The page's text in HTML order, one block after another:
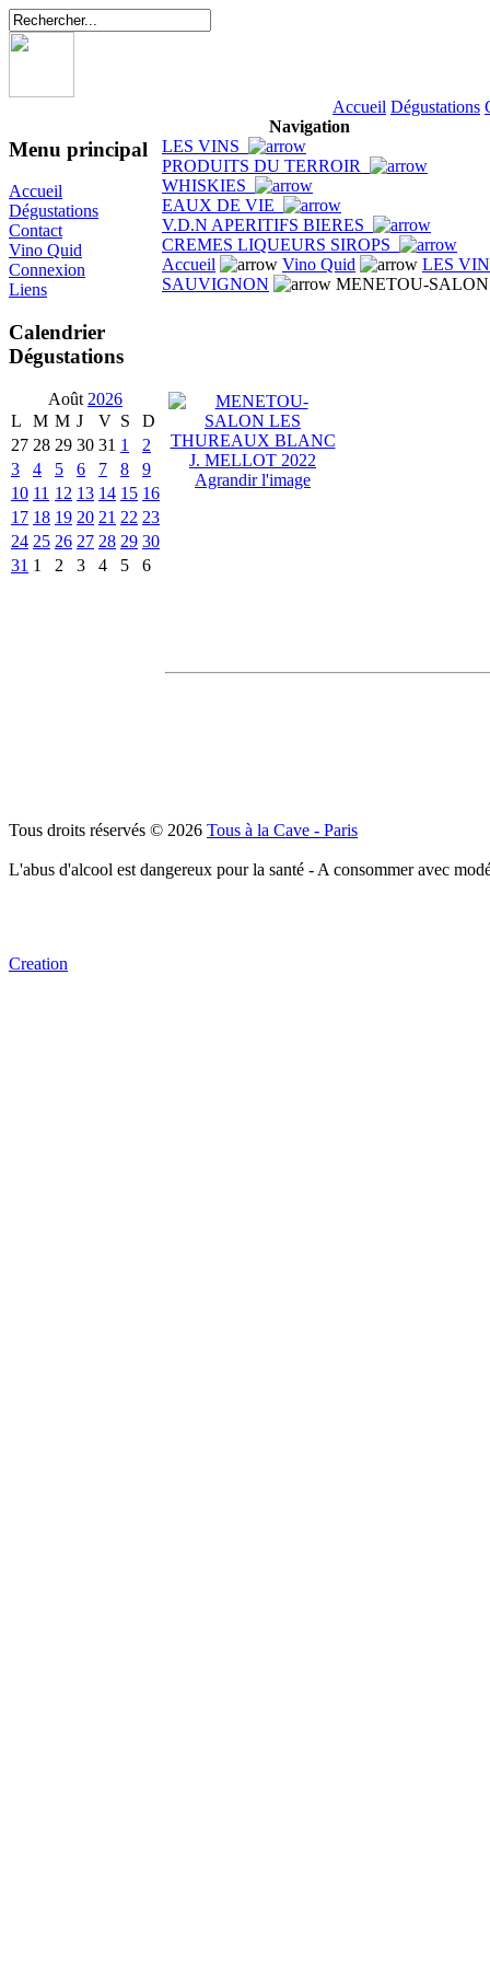
Accueil Dégustations
Menu principal
Accueil
Dégustations
Contact
Vino Quid
Connexion
Liens
Calendrier
Dégustations
Août 2026
L
M M J V S
D
27 28 29 30 31 1
2
3
4 5 6 7 8
9
10 11 12 13 14 15 16
17 18 19 20 21 22 23
24 25 26 27 28 29 30
31 1 2 3 4 5 6
Navigation
LES VINS
PRODUITS DU TERROIR
WHISKIES
EAUX DE VIE
V.D.N APERITIFS BIERES
CREMES LIQUEURS SIROPS
Accueil
Vino Quid
LES
SAUVIGNON
MENETOU-
Agrandir l'image
Tous droits réservés © 2026 Tous à la Cave - Paris
L'abus d'alcool est dangereux pour la santé - A consommer avec
Creation